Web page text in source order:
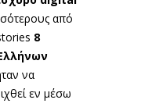
από
8
να
εν μέσω